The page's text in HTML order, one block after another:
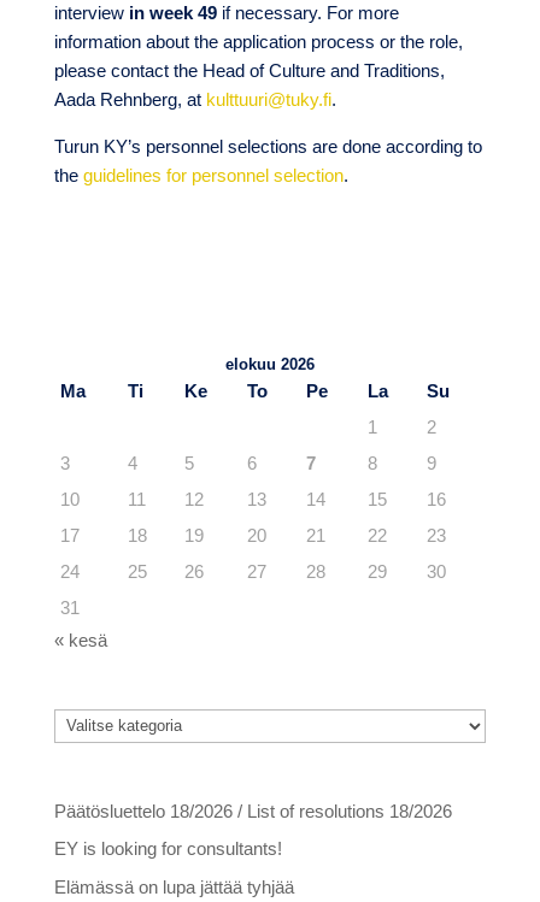
interview in week 49if necessary. For more
information about the application process or the role,
please contact the Head of Culture and Traditions,
Aada Rehnberg, at kulttuuri@tuky.fi.
Turun KY’s personnel selections are done according to
the guidelines for personnel selection.
elokuu 2026
Ma Ti Ke To Pe La
Su
1
2
3
4 5 6 7 8
9
10
11 12 13 14 15
16
17
18 19 20 21 22
23
24
25 26 27 28 29
30
31
« kesä
Kategoriat
Päätösluettelo 18/2026 / List of resolutions 18/2026
EY is looking for consultants!
Elämässä on lupa jättää tyhjää